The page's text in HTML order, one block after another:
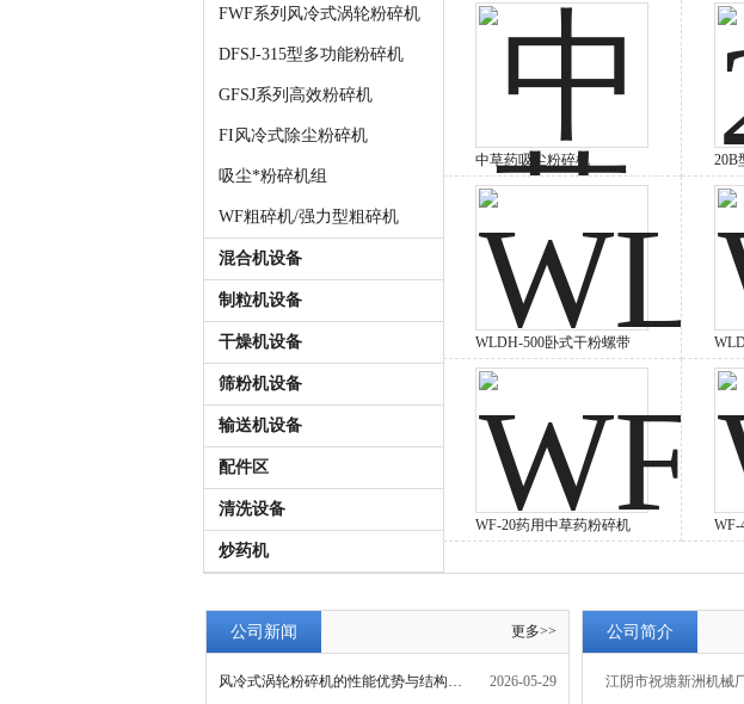
FWF系列风冷式涡轮粉碎机
DFSJ-315型多功能粉碎机
GFSJ系列高效粉碎机
FI风冷式除尘粉碎机
吸尘*粉碎机组
WF粗碎机/强力型粗碎机
混合机设备
制粒机设备
干燥机设备
筛粉机设备
输送机设备
配件区
清洗设备
炒药机
中草药吸尘粉碎机 20B
WLDH-500卧式干粉螺带
搅拌机厂家 混合机
混
WF-20药用中草药粉碎机
WF-
更多>>
公司新闻
风冷式涡轮粉碎机的性能优势与结构设计亮点 2026-05-29
公司简介
江阴市祝塘新洲机械